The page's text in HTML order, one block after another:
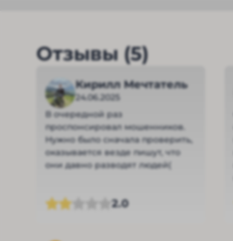
Отзывы (5)
Кирилл Мечтатель
24.06.2025
В очередной раз
проспонсировал мошенников.
Нужно было сначала проверить,
оказывается везде пишут, что
они давно разводят людей(
2.0